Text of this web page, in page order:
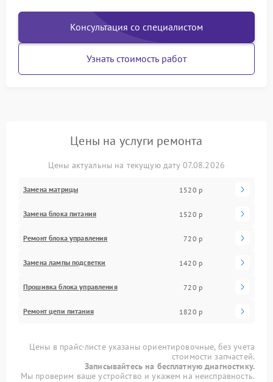
Консультация со специалистом
Узнать стоимость работ
Цены на услуги ремонта
Цены актуальны на текущую дату 07.08.2026
Замена матрицы 1520 р
Замена блока питания 1520 р
Ремонт блока управления 720 р
Замена лампы подсветки 1420 р
Прошивка блока управления 720 р
Ремонт цепи питания 1820 р
Цены в прайс-листе указаны ориентировочные, без учета
стоимости запчастей.
Записывайтесь на бесплатную диагностику.
Мы проверим ваше устройство и укажем на неисправность.